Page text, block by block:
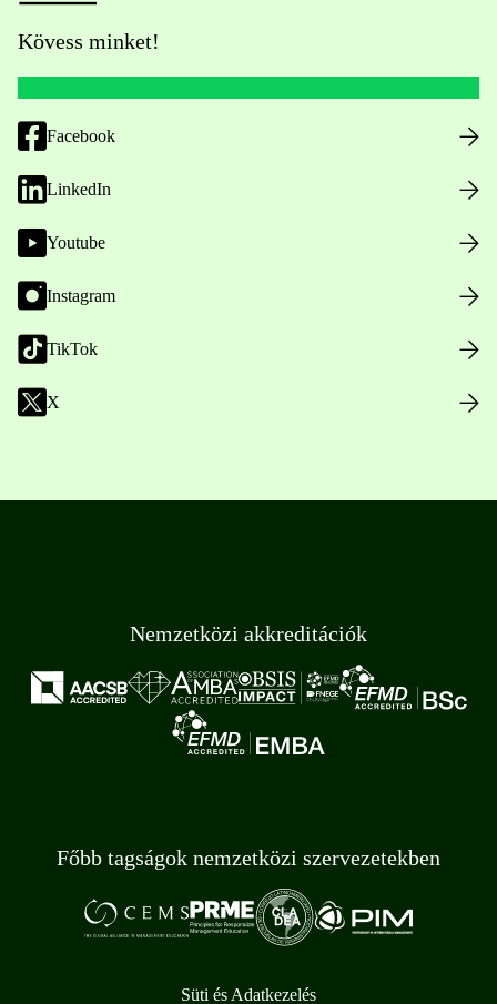
Kövess minket!
Facebook
LinkedIn
Youtube
Instagram
TikTok
X
Nemzetközi akkreditációk
Főbb tagságok nemzetközi szervezetekben
Süti és Adatkezelés